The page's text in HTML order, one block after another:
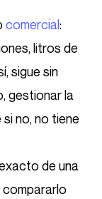
comercial:
litros de
sigue sin
gestionar la
no, no tiene
de una
compararlo